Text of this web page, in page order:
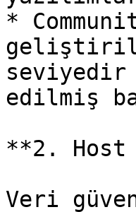
*
seviyedir
edilmiş
**2. Host
Veri